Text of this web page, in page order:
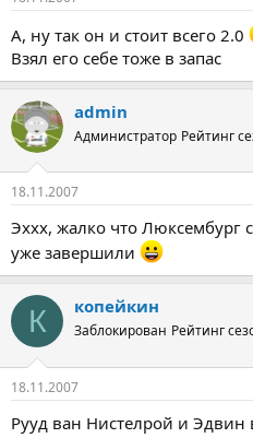
А, ну так он и стоит всего 2.0
Взял его себе тоже в запас
admin
Администратор Рейтинг
18.11.2007
Эххх, жалко что Люксембург
уже завершили
К копейкин
Заблокирован Рейтинг
18.11.2007
Рууд ван Нистелрой и Эдвин